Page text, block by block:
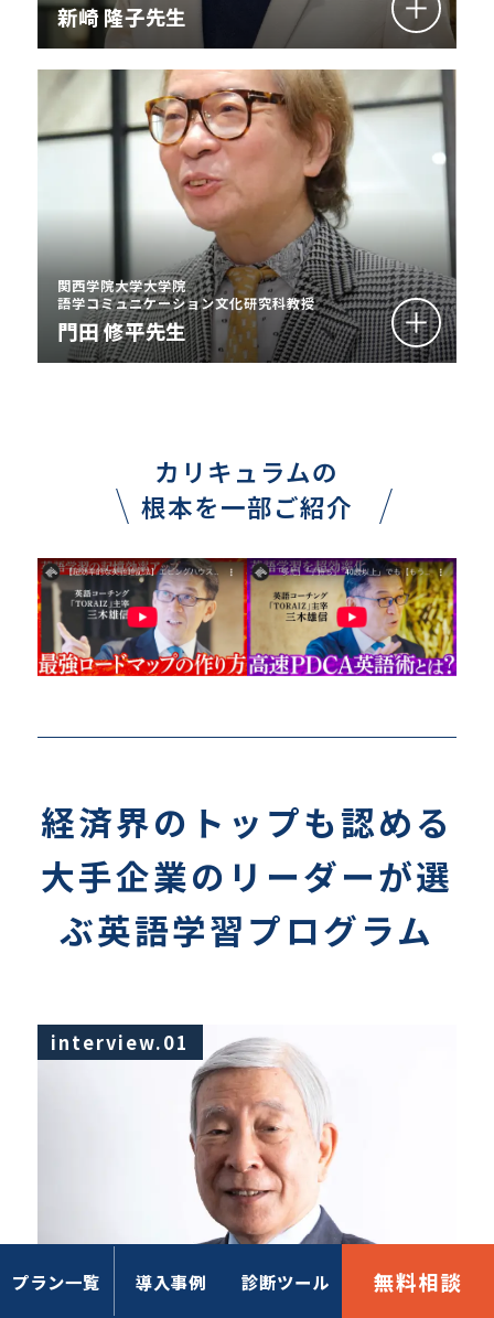
プラン一覧 導入事例 診断ツール 無料相談
新崎 隆子先生
関西学院大学大学院
語学コミュニケーション文化研究科教授
門田 修平先生
カリキュラムの
根本を一部ご紹介
経済界のトップも認める
大手企業のリーダーが選
ぶ英語学習プログラム
interview.01